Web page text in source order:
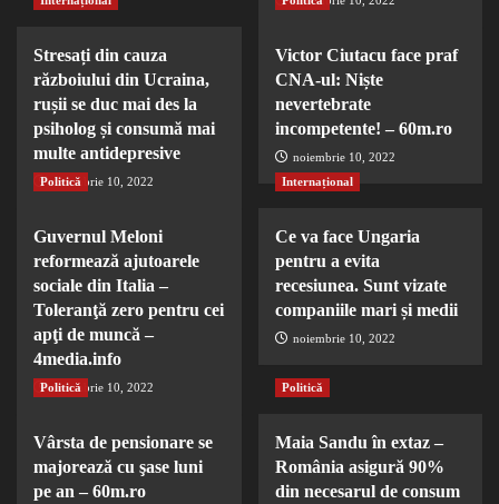
Stresați din cauza
războiului din Ucraina,
rușii se duc mai des la
psiholog și consumă mai
multe antidepresive
noiembrie 10, 2022
Victor Ciutacu face praf
CNA-ul: Niște
nevertebrate
incompetente! – 60m.ro
noiembrie 10, 2022
Politică
Guvernul Meloni
reformează ajutoarele
sociale din Italia –
Toleranţă zero pentru cei
apţi de muncă –
4media.info
noiembrie 10, 2022
Internațional
Ce va face Ungaria
pentru a evita
recesiunea. Sunt vizate
companiile mari și medii
noiembrie 10, 2022
Politică
Vârsta de pensionare se
majorează cu şase luni
pe an – 60m.ro
Politică
Maia Sandu în extaz –
România asigură 90%
din necesarul de consum